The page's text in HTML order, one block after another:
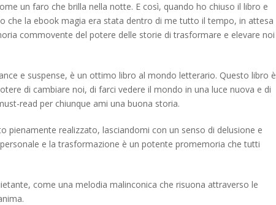
un faro che brilla nella notte. E così, quando ho chiuso il libro e
che la ebook magia era stata dentro di me tutto il tempo, in attesa
commovente del potere delle storie di trasformare e elevare noi
e suspense, è un ottimo libro al mondo letterario. Questo libro è
di cambiare noi, di farci vedere il mondo in una luce nuova e di
read per chiunque ami una buona storia.
pienamente realizzato, lasciandomi con un senso di delusione e
e la trasformazione è un potente promemoria che tutti
come una melodia malinconica che risuona attraverso le